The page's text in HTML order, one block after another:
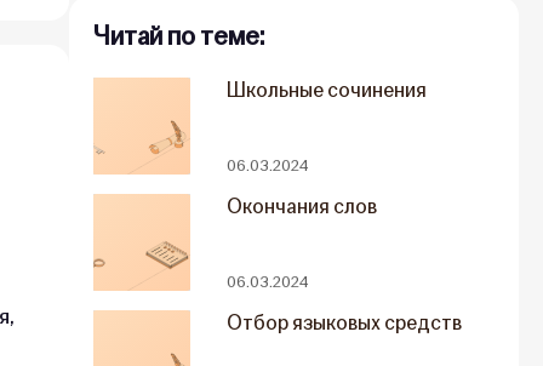
Читай по теме:
Школьные сочинения
06.03.2024
Окончания слов
06.03.2024
Отбор языковых средств